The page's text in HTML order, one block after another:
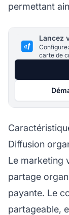
permettant
Lancez
carte de
Diffusion
Le marketing
partage
payante. Le
partageable,